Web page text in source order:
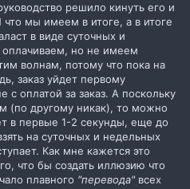
решило кинуть его и
что мы имеем в итоге, а в итоге
в виде суточных и
но не имеем
волнам, потому что пока на
заказ уйдет первому
с оплатой за заказ. А поскольку
(по другому никак), то можно
в первые 1-2 секунды, еще до
на суточных и недельных
Как мне кажется это
что бы создать иллюзию что
плавного "перевода" всех